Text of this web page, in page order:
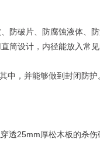
防破片、防腐蚀液体、
筒设计，内径能放入常见
，并能够做到封闭防护
透25mm厚松木板的杀